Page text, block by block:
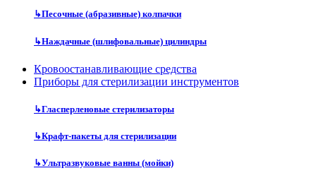
↳Песочные (абразивные) колпачки
↳Наждачные (шлифовальные) цилиндры
Кровоостанавливающие средства
Приборы для стерилизации инструментов
↳Гласперленовые стерилизаторы
↳Крафт-пакеты для стерилизации
↳Ультразвуковые ванны (мойки)